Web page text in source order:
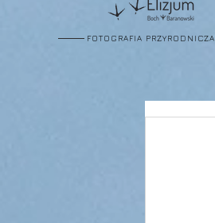
FOTOGRAFIA PRZYRODNICZA